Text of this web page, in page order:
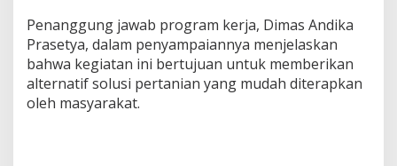
Penanggung jawab program kerja, Dimas Andika
Prasetya, dalam penyampaiannya menjelaskan
bahwa kegiatan ini bertujuan untuk memberikan
alternatif solusi pertanian yang mudah diterapkan
oleh masyarakat.